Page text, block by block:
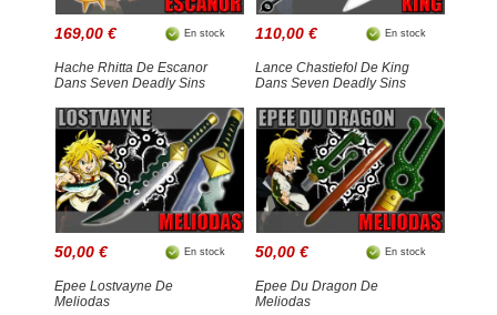
169,00 € En stock
Hache Rhitta De Escanor
Dans Seven Deadly Sins
110,00 € En stock
Lance Chastiefol De King
Dans Seven Deadly Sins
50,00 € En stock
Epee Lostvayne De
Meliodas
50,00 € En stock
Epee Du Dragon De
Meliodas